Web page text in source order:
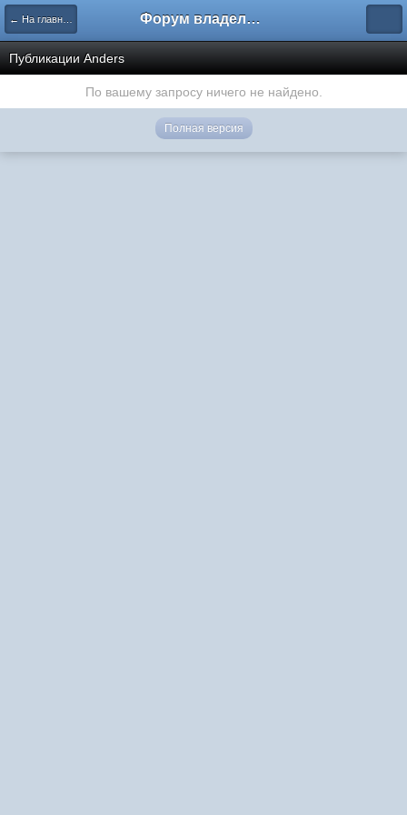
← На главную Форум владельцев интернет-магазинов
Публикации Anders
По вашему запросу ничего не найдено.
Полная версия